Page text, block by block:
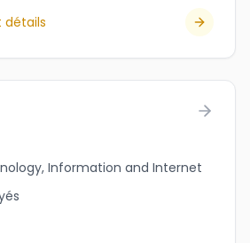
détails
Information and Internet